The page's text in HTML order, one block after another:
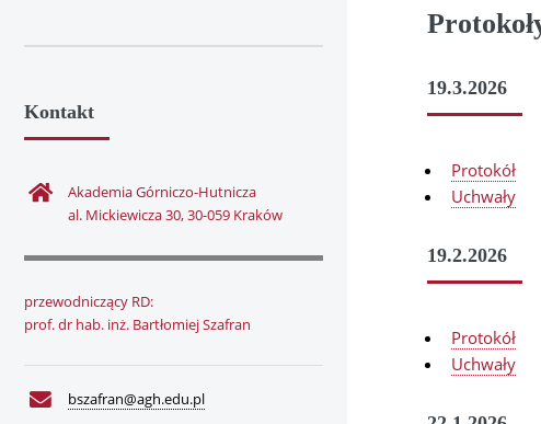
19.3.2026
Protokół
Uchwały
19.2.2026
Protokół
Uchwały
Kontakt
Akademia Górniczo-Hutnicza
al. Mickiewicza 30, 30-059 Kraków
przewodniczący RD:
prof. dr hab. inż. Bartłomiej Szafran
bszafran@agh.edu.pl